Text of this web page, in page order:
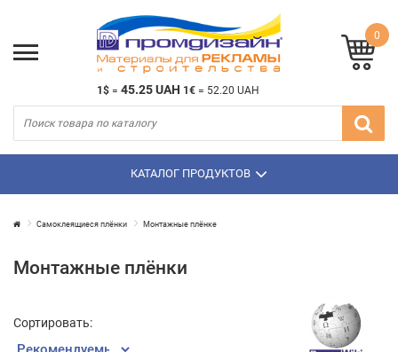
1$ = 45.25 UAH 1€ = 52.20 UAH
0
КАТАЛОГ ПРОДУКТОВ
Самоклеящиеся плёнки Монтажные плёнке
Монтажные плёнки
Сортировать: